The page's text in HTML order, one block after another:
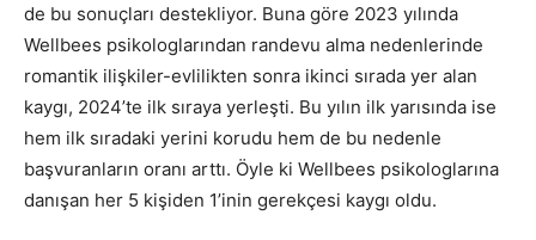
de bu sonuçları destekliyor. Buna göre 2023 yılında
Wellbees psikologlarından randevu alma nedenlerinde
romantik ilişkiler-evlilikten sonra ikinci sırada yer alan
kaygı, 2024’te ilk sıraya yerleşti. Bu yılın ilk yarısında ise
hem ilk sıradaki yerini korudu hem de bu nedenle
başvuranların oranı arttı. Öyle ki Wellbees psikologlarına
danışan her 5 kişiden 1’inin gerekçesi kaygı oldu.